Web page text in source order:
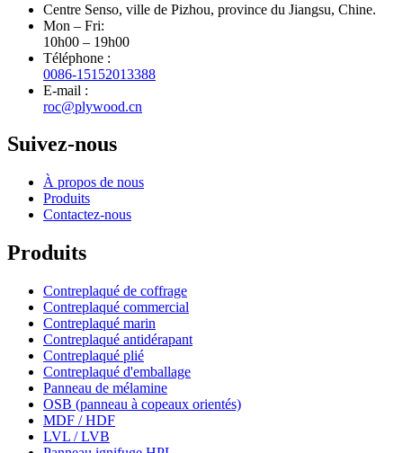
Centre Senso, ville de Pizhou, province du Jiangsu, Chine.
Mon – Fri:
10h00 – 19h00
Téléphone :
0086-15152013388
E-mail :
roc@plywood.cn
Suivez-nous
À propos de nous
Produits
Contactez-nous
Produits
Contreplaqué de coffrage
Contreplaqué commercial
Contreplaqué marin
Contreplaqué antidérapant
Contreplaqué plié
Contreplaqué d'emballage
Panneau de mélamine
OSB (panneau à copeaux orientés)
MDF / HDF
LVL / LVB